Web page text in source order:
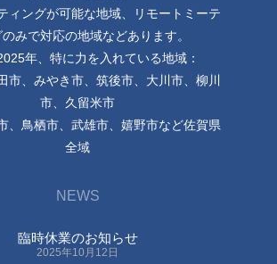
ィングが可能な地域、リモートミーテ
のみで対応の地域などあります。
年、特に力を入れている地域：
市、みやき市、筑後市、大川市、柳川
市、久留米市
、鳥栖市、武雄市、嬉野市など佐賀県
全域
NEWS
臨時休業のお知らせ
2025年10月12日